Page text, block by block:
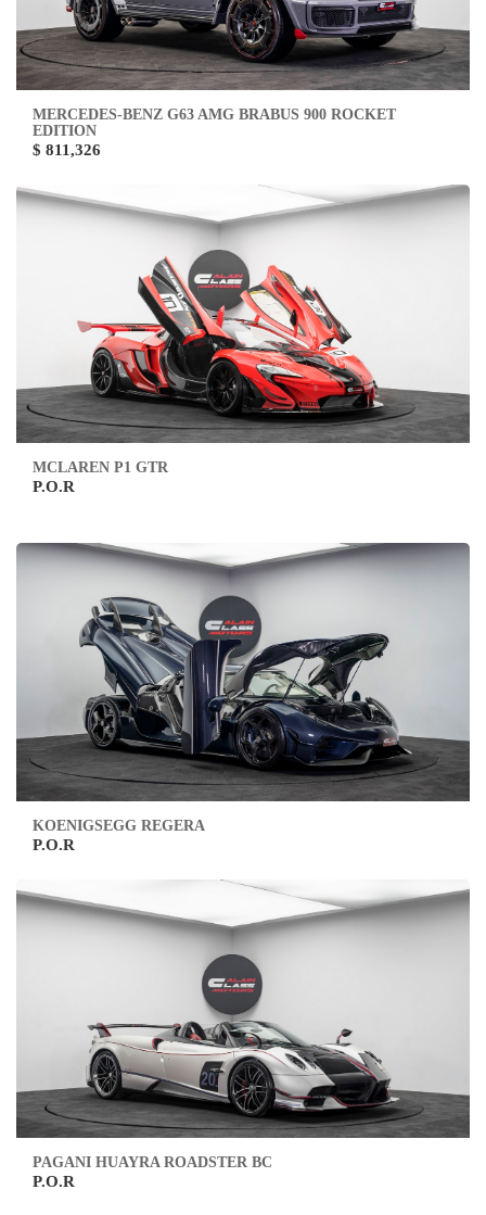
MERCEDES-BENZ G63 AMG BRABUS 900 ROCKET
EDITION
$ 811,326
MCLAREN P1 GTR
P.O.R
KOENIGSEGG REGERA
P.O.R
PAGANI HUAYRA ROADSTER BC
P.O.R